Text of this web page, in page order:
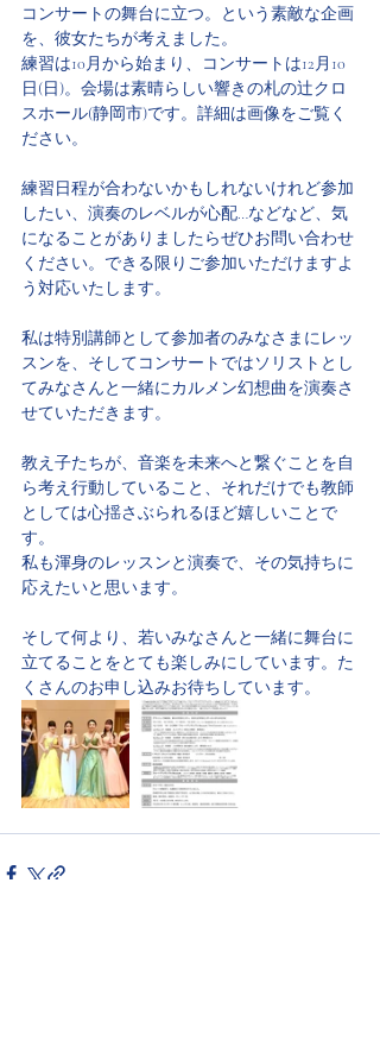
コンサートの舞台に立つ。という素敵な企画
を、彼女たちが考えました。
練習は10月から始まり、コンサートは12月10
日(日)。会場は素晴らしい響きの札の辻クロ
スホール(静岡市)です。詳細は画像をご覧く
ださい。
練習日程が合わないかもしれないけれど参加
したい、演奏のレベルが心配…などなど、気
になることがありましたらぜひお問い合わせ
ください。できる限りご参加いただけますよ
う対応いたします。
私は特別講師として参加者のみなさまにレッ
スンを、そしてコンサートではソリストとし
てみなさんと一緒にカルメン幻想曲を演奏さ
せていただきます。
教え子たちが、音楽を未来へと繋ぐことを自
ら考え行動していること、それだけでも教師
としては心揺さぶられるほど嬉しいことで
す。
私も渾身のレッスンと演奏で、その気持ちに
応えたいと思います。
そして何より、若いみなさんと一緒に舞台に
立てることをとても楽しみにしています。た
くさんのお申し込みお待ちしています。